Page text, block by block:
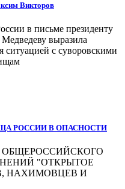
Викторов
в письме президенту
выразила
ситуацией с суворовскими
РОССИИ В ОПАСНОСТИ
ОБЩЕРОССИЙСКОГО
"ОТКРЫТОЕ
НАХИМОВЦЕВ И